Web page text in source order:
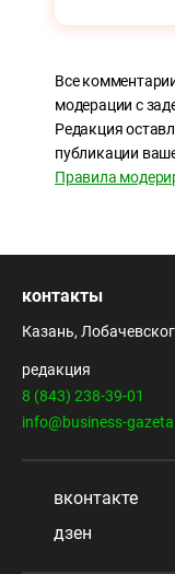
Все
модерации с
Редакция
публикации
Правила
контакты
Казань,
редакция
8 (843) 238-39-01
info@business-
вконтакте
дзен